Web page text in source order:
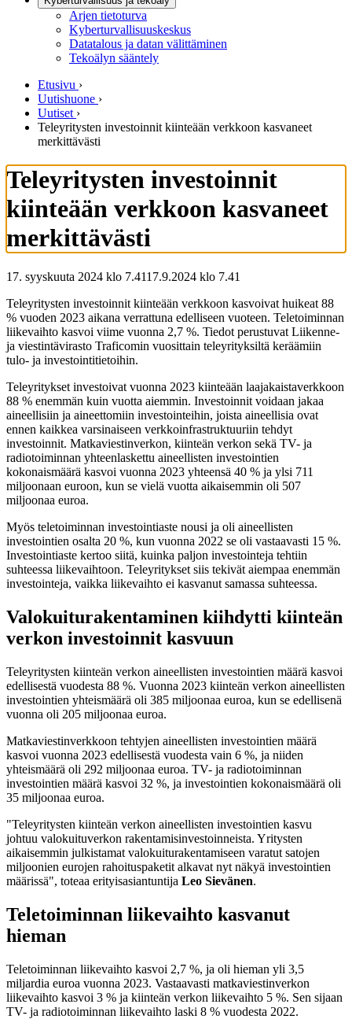
Arjen tietoturva
Kyberturvallisuuskeskus
Datatalous ja datan välittäminen
Tekoälyn sääntely
Etusivu ›
Uutishuone ›
Uutiset ›
Teleyritysten investoinnit kiinteään verkkoon kasvaneet
merkittävästi
Teleyritysten investoinnit
kiinteään verkkoon kasvaneet
merkittävästi
17. syyskuuta 2024 klo 7.4117.9.2024 klo 7.41
Teleyritysten investoinnit kiinteään verkkoon kasvoivat huikeat 88
% vuoden 2023 aikana verrattuna edelliseen vuoteen. Teletoiminnan
liikevaihto kasvoi viime vuonna 2,7 %. Tiedot perustuvat Liikenne-
ja viestintävirasto Traficomin vuosittain teleyrityksiltä keräämiin
tulo- ja investointitietoihin.
Teleyritykset investoivat vuonna 2023 kiinteään laajakaistaverkkoon
88 % enemmän kuin vuotta aiemmin. Investoinnit voidaan jakaa
aineellisiin ja aineettomiin investointeihin, joista aineellisia ovat
ennen kaikkea varsinaiseen verkkoinfrastruktuuriin tehdyt
investoinnit. Matkaviestinverkon, kiinteän verkon sekä TV- ja
radiotoiminnan yhteenlaskettu aineellisten investointien
kokonaismäärä kasvoi vuonna 2023 yhteensä 40 % ja ylsi 711
miljoonaan euroon, kun se vielä vuotta aikaisemmin oli 507
miljoonaa euroa.
Myös teletoiminnan investointiaste nousi ja oli aineellisten
investointien osalta 20 %, kun vuonna 2022 se oli vastaavasti 15 %.
Investointiaste kertoo siitä, kuinka paljon investointeja tehtiin
suhteessa liikevaihtoon. Teleyritykset siis tekivät aiempaa enemmän
investointeja, vaikka liikevaihto ei kasvanut samassa suhteessa.
Valokuiturakentaminen kiihdytti kiinteän
verkon investoinnit kasvuun
Teleyritysten kiinteän verkon aineellisten investointien määrä kasvoi
edellisestä vuodesta 88 %. Vuonna 2023 kiinteän verkon aineellisten
investointien yhteismäärä oli 385 miljoonaa euroa, kun se edellisenä
vuonna oli 205 miljoonaa euroa.
Matkaviestinverkkoon tehtyjen aineellisten investointien määrä
kasvoi vuonna 2023 edellisestä vuodesta vain 6 %, ja niiden
yhteismäärä oli 292 miljoonaa euroa. TV- ja radiotoiminnan
investointien määrä kasvoi 32 %, ja investointien kokonaismäärä oli
35 miljoonaa euroa.
"Teleyritysten kiinteän verkon aineellisten investointien kasvu
johtuu valokuituverkon rakentamisinvestoinneista. Yritysten
aikaisemmin julkistamat valokuiturakentamiseen varatut satojen
miljoonien eurojen rahoituspaketit alkavat nyt näkyä investointien
määrissä", toteaa erityisasiantuntija Leo Sievänen.
Teletoiminnan liikevaihto kasvanut
hieman
Teletoiminnan liikevaihto kasvoi 2,7 %, ja oli hieman yli 3,5
miljardia euroa vuonna 2023. Vastaavasti matkaviestinverkon
liikevaihto kasvoi 3 % ja kiinteän verkon liikevaihto 5 %. Sen sijaan
TV- ja radiotoiminnan liikevaihto laski 8 % vuodesta 2022.